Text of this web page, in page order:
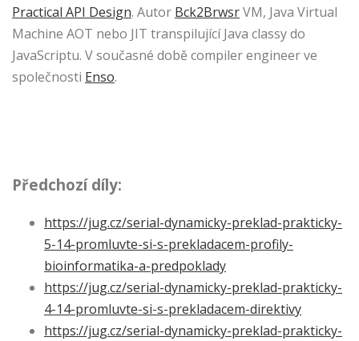
Practical API Design. Autor Bck2BrwsrVM, Java Virtual
Machine AOT nebo JIT transpilující Java classy do
JavaScriptu. V současné době compiler engineer ve
společnosti Enso.
Předchozí díly:
https://jug.cz/serial-dynamicky-preklad-prakticky-
5-14-promluvte-si-s-prekladacem-profily-
bioinformatika-a-predpoklady
https://jug.cz/serial-dynamicky-preklad-prakticky-
4-14-promluvte-si-s-prekladacem-direktivy
https://jug.cz/serial-dynamicky-preklad-prakticky-